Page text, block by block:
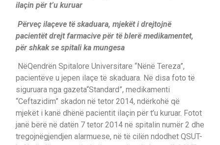
ilaçin për t’u kuruar
Përveç ilaçeve të skaduara, mjekët i drejtojnë
pacientët drejt farmacive për të blerë medikamentet,
për shkak se spitali ka mungesa
NëQendrën Spitalore Universitare “Nënë Tereza”,
pacientëve u jepen ilaçe të skaduara. Në disa foto të
siguruara nga gazeta“Standard”, medikamenti
“Ceftazidim” skadon në tetor 2014, ndërkohë që
mjekët i kanë dhënë pacientit ilaçin për t’u kuruar. Fotot
janë bërë në datën 7 tetor 2014 në spitalin numër 2 dhe
tregojnëgjendjen alarmuese, në të cilën ndodhet QSUT-